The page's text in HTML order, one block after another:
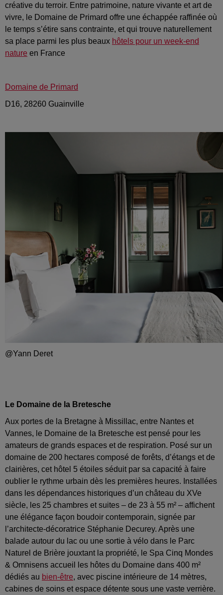
créative du terroir. Entre patrimoine, nature vivante et art de
vivre, le Domaine de Primard offre une échappée raffinée où
le temps s’étire sans contrainte, et qui trouve naturellement
sa place parmi les plus beaux hôtels pour un week-end
nature en France
Domaine de Primard
D16, 28260 Guainville
@Yann Deret
Le Domaine de la Bretesche
Aux portes de la Bretagne à Missillac, entre Nantes et
Vannes, le Domaine de la Bretesche est pensé pour les
amateurs de grands espaces et de respiration. Posé sur un
domaine de 200 hectares composé de forêts, d’étangs et de
clairières, cet hôtel 5 étoiles séduit par sa capacité à faire
oublier le rythme urbain dès les premières heures. Installées
dans les dépendances historiques d’un château du XVe
siècle, les 25 chambres et suites – de 23 à 55 m² – affichent
une élégance façon boudoir contemporain, signée par
l’architecte-décoratrice Stéphanie Decurey. Après une
balade autour du lac ou une sortie à vélo dans le Parc
Naturel de Brière jouxtant la propriété, le Spa Cinq Mondes
& Omnisens accueil les hôtes du Domaine dans 400 m²
dédiés au bien-être, avec piscine intérieure de 14 mètres,
cabines de soins et espace détente sous une vaste verrière.